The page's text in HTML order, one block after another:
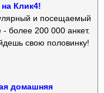
Клик4!
и посещаемый
- более 200 000 анкет.
свою половинку!
домашняя